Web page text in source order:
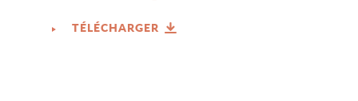
TÉLÉCHARGER